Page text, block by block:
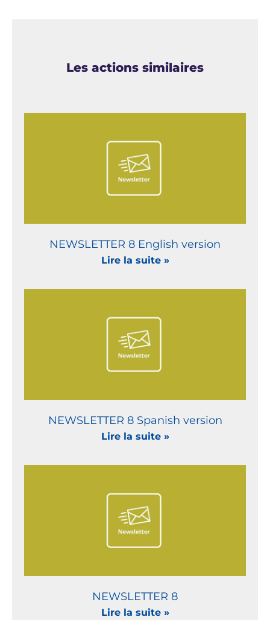
Les actions similaires
NEWSLETTER 8 English version
Lire la suite »
NEWSLETTER 8 Spanish version
Lire la suite »
NEWSLETTER 8
Lire la suite »